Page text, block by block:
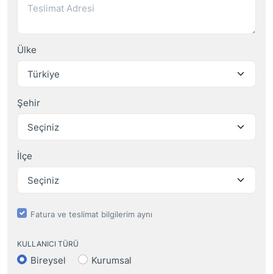
Ülke
Şehir
İlçe
Fatura ve teslimat bilgilerim aynı
KULLANICI TÜRÜ
Bireysel Kurumsal